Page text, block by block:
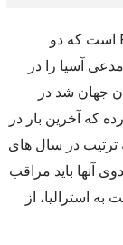
به نظر می رسد مشکل ترین گروه قطر، گروه E است که دو
آسیا را در
در سال 2010 قهرمان جهان شد در
که آخرین بار در
به ترتیب در سال های
دوی آنها باید مراقب
استرالیا، از